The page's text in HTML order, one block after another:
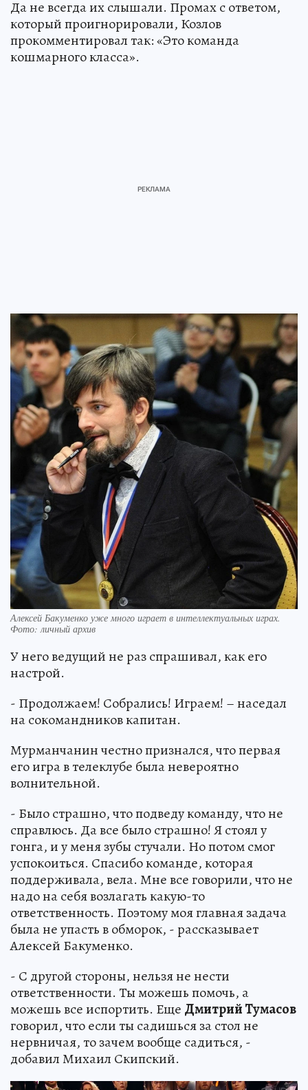
Да не всегда их слышали. Промах с ответом,
который проигнорировали, Козлов
прокомментировал так: «Это команда
кошмарного класса».
Алексей Бакуменко уже много играет в интеллектуальных играх.
Фото: личный архив
У него ведущий не раз спрашивал, как его
настрой.
- Продолжаем! Собрались! Играем! – наседал
на сокомандников капитан.
Мурманчанин честно признался, что первая
его игра в телеклубе была невероятно
волнительной.
- Было страшно, что подведу команду, что не
справлюсь. Да все было страшно! Я стоял у
гонга, и у меня зубы стучали. Но потом смог
успокоиться. Спасибо команде, которая
поддерживала, вела. Мне все говорили, что не
надо на себя возлагать какую-то
ответственность. Поэтому моя главная задача
была не упасть в обморок, - рассказывает
Алексей Бакуменко.
- С другой стороны, нельзя не нести
ответственности. Ты можешь помочь, а
можешь все испортить. Еще Дмитрий Тумасов
говорил, что если ты садишься за стол не
нервничая, то зачем вообще садиться, -
добавил Михаил Скипский.